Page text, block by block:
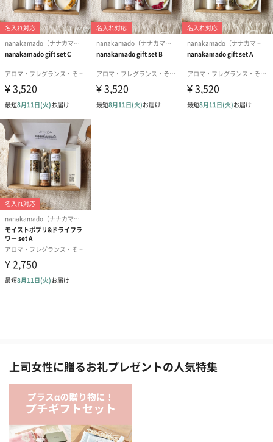
上司女性に贈るお礼プレゼントの人気特集